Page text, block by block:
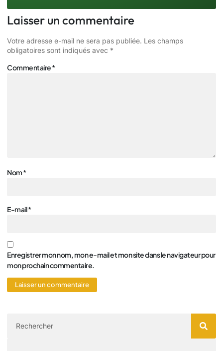
Laisser un commentaire
Votre adresse e-mail ne sera pas publiée. Les champs
obligatoires sont indiqués avec *
Commentaire*
Nom*
E-mail*
Enregistrer mon nom, mon e-mail et mon site dans le navigateur pour
mon prochain commentaire.